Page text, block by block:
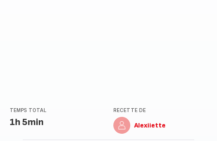
TEMPS TOTAL
1h 5min
RECETTE DE
Alexiiette